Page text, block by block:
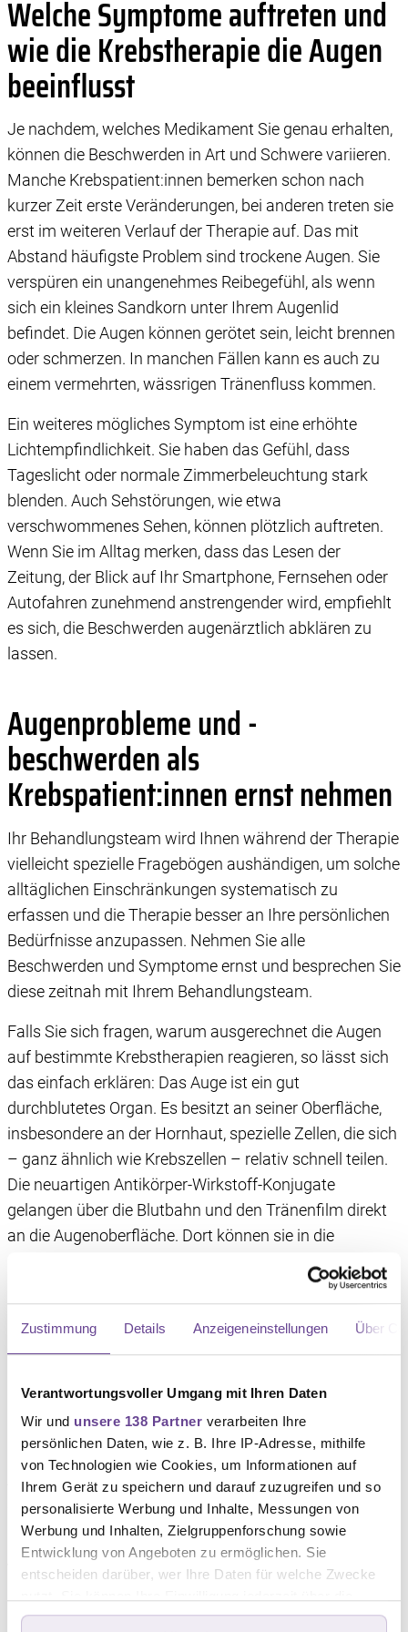
Zustimmung Details Anzeigeneinstellungen Über
Verantwortungsvoller Umgang mit Ihren Daten
Wir und unsere 138 Partner verarbeiten Ihre
persönlichen Daten, wie z. B. Ihre IP-Adresse, mithilfe
von Technologien wie Cookies, um Informationen auf
Ihrem Gerät zu speichern und darauf zuzugreifen und so
personalisierte Werbung und Inhalte, Messungen von
Werbung und Inhalten, Zielgruppenforschung sowie
Entwicklung von Angeboten zu ermöglichen. Sie
entscheiden darüber, wer Ihre Daten für welche Zwecke
Cookie-Erklärung oder durch Klicken auf das Privacy
Welche Symptome auftreten und
wie die Krebstherapie die Augen
beeinflusst
Je nachdem, welches Medikament Sie genau erhalten,
können die Beschwerden in Art und Schwere variieren.
Manche Krebspatient:innen bemerken schon nach
kurzer Zeit erste Veränderungen, bei anderen treten sie
erst im weiteren Verlauf der Therapie auf. Das mit
Abstand häufigste Problem sind trockene Augen. Sie
verspüren ein unangenehmes Reibegefühl, als wenn
sich ein kleines Sandkorn unter Ihrem Augenlid
befindet. Die Augen können gerötet sein, leicht brennen
oder schmerzen. In manchen Fällen kann es auch zu
einem vermehrten, wässrigen Tränenfluss kommen.
Ein weiteres mögliches Symptom ist eine erhöhte
Lichtempfindlichkeit. Sie haben das Gefühl, dass
Tageslicht oder normale Zimmerbeleuchtung stark
blenden. Auch Sehstörungen, wie etwa
verschwommenes Sehen, können plötzlich auftreten.
Wenn Sie im Alltag merken, dass das Lesen der
Zeitung, der Blick auf Ihr Smartphone, Fernsehen oder
Autofahren zunehmend anstrengender wird, empfiehlt
es sich, die Beschwerden augenärztlich abklären zu
lassen.
Augenprobleme und -
beschwerden als
Krebspatient:innen ernst nehmen
Ihr Behandlungsteam wird Ihnen während der Therapie
vielleicht spezielle Fragebögen aushändigen, um solche
alltäglichen Einschränkungen systematisch zu
erfassen und die Therapie besser an Ihre persönlichen
Bedürfnisse anzupassen. Nehmen Sie alle
Beschwerden und Symptome ernst und besprechen Sie
diese zeitnah mit Ihrem Behandlungsteam.
Falls Sie sich fragen, warum ausgerechnet die Augen
auf bestimmte Krebstherapien reagieren, so lässt sich
das einfach erklären: Das Auge ist ein gut
durchblutetes Organ. Es besitzt an seiner Oberfläche,
insbesondere an der Hornhaut, spezielle Zellen, die sich
– ganz ähnlich wie Krebszellen – relativ schnell teilen.
Die neuartigen Antikörper-Wirkstoff-Konjugate
gelangen über die Blutbahn und den Tränenfilm direkt
an die Augenoberfläche. Dort können sie in die
Dies führt dazu, dass sich auf und in der Hornhaut
winzige Aufrauhungen und Entzündungen entwickeln
Fremdkörpergefühl und verschwommenes Sehen.
Doch nicht nur die neuen ADCs, auch die klassische
Chemotherapie, zielgerichtete Therapien,
Antihormontherapien, Immuntherapien oder eine
Strahlentherapie können Augenprobleme verursachen.
Vorbeugung und augenärztliche
Begleitung: So schützen Sie Ihr